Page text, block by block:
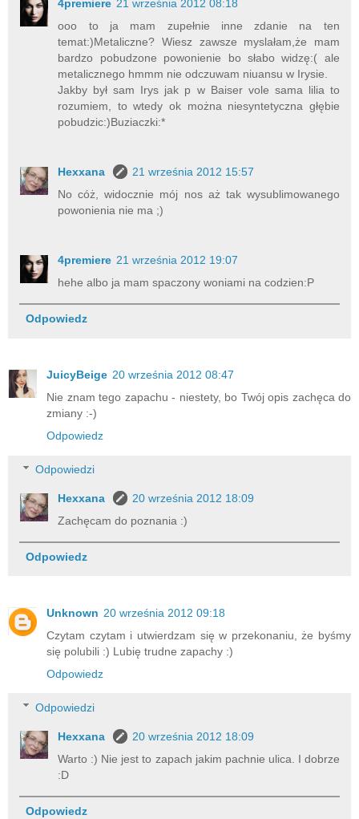
4premiere 21 września 2012 08:18
ooo to ja mam zupełnie inne zdanie na ten
temat:)Metaliczne? Wiesz zawsze myslałam,że mam
bardzo pobudzone powonienie bo słabo widzę:( ale
metalicznego hmmm nie odczuwam niuansu w Irysie.
Jakby był sam Irys jak p w Baiser vole sama lilia to
rozumiem, to wtedy ok można niesyntetyczna głębie
pobudzic:)Buziaczki:*
Hexxana
21 września 2012 15:57
No cóż, widocznie mój nos aż tak wysublimowanego
powonienia nie ma ;)
4premiere 21 września 2012 19:07
hehe albo ja mam spaczony woniami na codzien:P
Odpowiedz
JuicyBeige 20 września 2012 08:47
Nie znam tego zapachu - niestety, bo Twój opis zachęca do
zmiany :-)
Odpowiedz
Odpowiedzi
Hexxana
20 września 2012 18:09
Zachęcam do poznania :)
Odpowiedz
Unknown 20 września 2012 09:18
Czytam czytam i utwierdzam się w przekonaniu, że byśmy
się polubili :) Lubię trudne zapachy :)
Odpowiedz
Odpowiedzi
Hexxana
20 września 2012 18:09
Warto :) Nie jest to zapach jakim pachnie ulica. I dobrze
:D
Odpowiedz